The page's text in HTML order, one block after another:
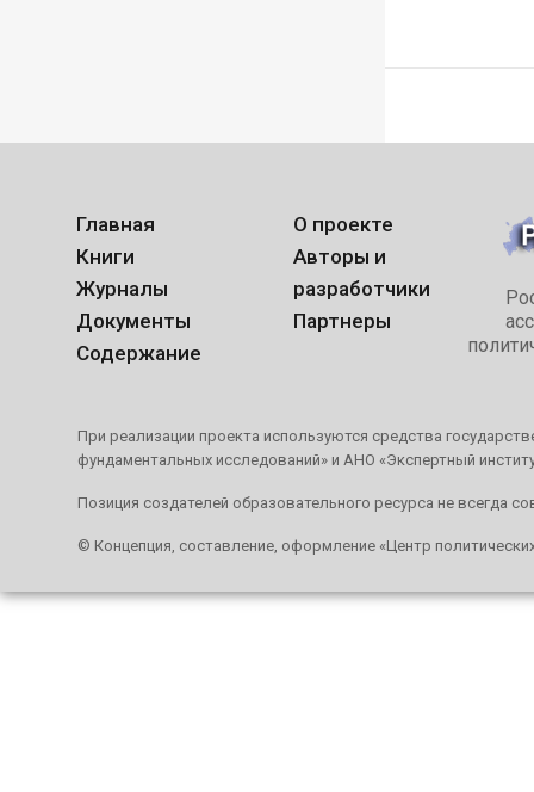
Главная
Книги
Журналы
Документы
Содержание
О проекте
Авторы и
разработчики
Партнеры
При реализации проекта используются средства
фундаментальных исследований» и АНО «Экспертный
Позиция создателей образовательного ресурса не всегда
© Концепция, составление, оформление «Центр